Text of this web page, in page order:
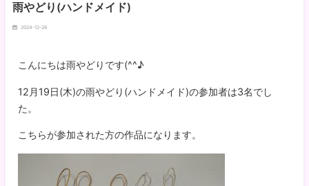
雨やどり(ハンドメイド)
2024-12-26
こんにちは雨やどりです(^^♪
12月19日(木)の雨やどり(ハンドメイド)の参加者は3名でし
た。
こちらが参加された方の作品になります。